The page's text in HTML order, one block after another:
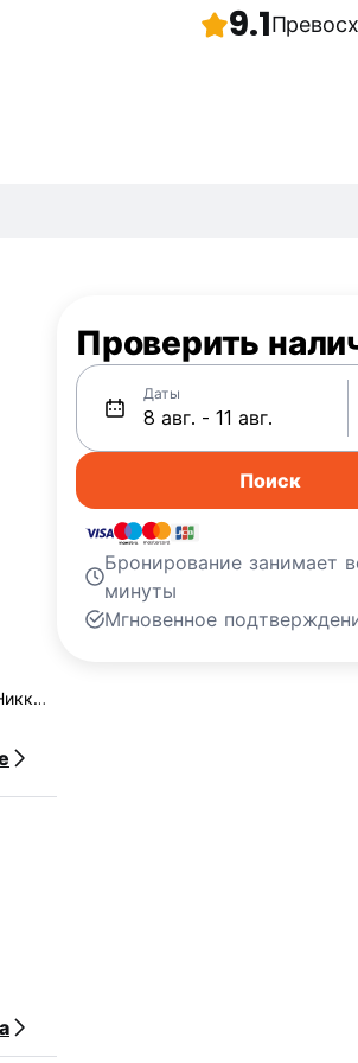
9.1
Проверить
Даты
Поиск
Бронирование занимает
минуты
Мгновенное